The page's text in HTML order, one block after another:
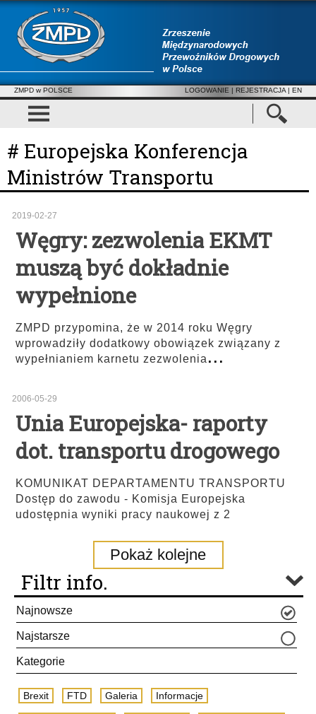
ZMPD w POLSCE LOGOWANIE | REJESTRACJA | EN
# Europejska Konferencja
Ministrów Transportu
2019-02-27
Węgry: zezwolenia EKMT
muszą być dokładnie
wypełnione
ZMPD przypomina, że w 2014 roku Węgry
wprowadziły dodatkowy obowiązek związany z
wypełnianiem karnetu zezwolenia ...
2006-05-29
Unia Europejska- raporty
dot. transportu drogowego
KOMUNIKAT DEPARTAMENTU TRANSPORTU
Dostęp do zawodu - Komisja Europejska
udostępnia wyniki pracy naukowej z 2
Pokaż kolejne
Filtr info.
Najnowsze
Najstarsze
Kategorie
Brexit FTD Galeria Informacje